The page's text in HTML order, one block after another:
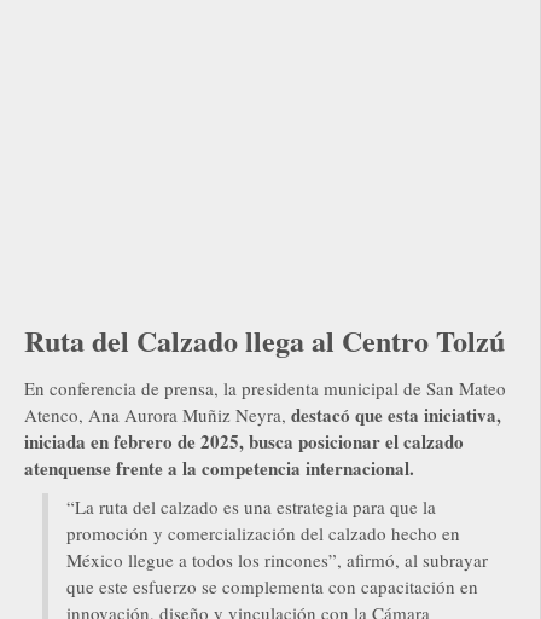
Ruta del Calzado llega al Centro Tolzú
En conferencia de prensa, la presidenta municipal de San Mateo
Atenco, Ana Aurora Muñiz Neyra, destacó que esta iniciativa,
iniciada en febrero de 2025, busca posicionar el calzado
atenquense frente a la competencia internacional.
“La ruta del calzado es una estrategia para que la
promoción y comercialización del calzado hecho en
México llegue a todos los rincones”, afirmó, al subrayar
que este esfuerzo se complementa con capacitación en
innovación, diseño y vinculación con la Cámara